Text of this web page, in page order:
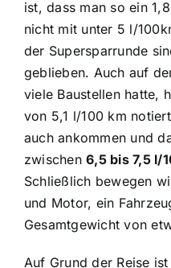
ist, dass man so ein
nicht mit unter 5 l/
der Supersparrunde
geblieben. Auch auf
viele Baustellen hatte,
von 5,1 l/100 km
auch ankommen und
zwischen6,5 bis 7,5 l/
Schließlich bewegen
und Motor, ein
Gesamtgewicht von
Auf Grund der Reise